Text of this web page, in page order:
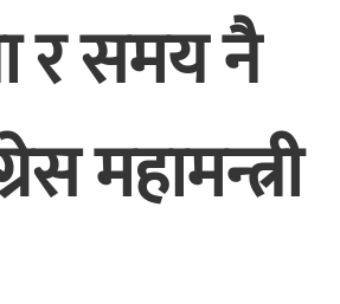
र समय नै
महामन्त्री